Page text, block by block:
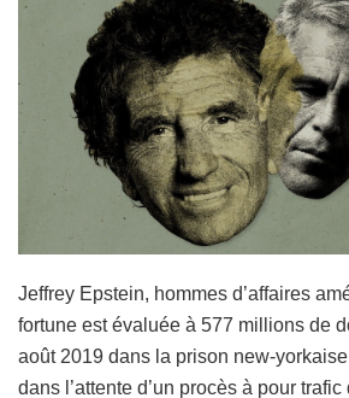
Jeffrey Epstein, hommes d’affaires
fortune est évaluée à 577 millions de
août 2019 dans la prison new-
dans l’attente d’un procès à pour